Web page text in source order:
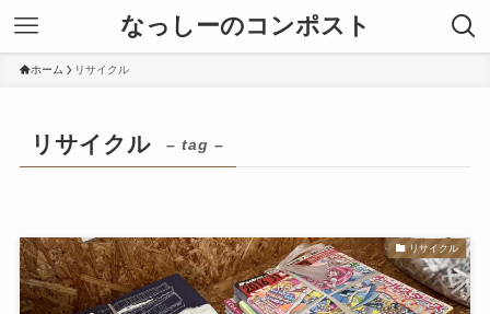
なっしーのコンポスト
ホーム リサイクル
リサイクル – tag –
リサイクル